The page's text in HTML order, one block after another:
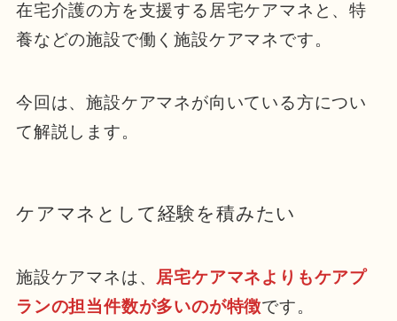
在宅介護の方を支援する居宅ケアマネと、特
養などの施設で働く施設ケアマネです。
今回は、施設ケアマネが向いている方につい
て解説します。
ケアマネとして経験を積みたい
施設ケアマネは、 居宅ケアマネよりもケアプ
ランの担当件数が多いのが特徴です。